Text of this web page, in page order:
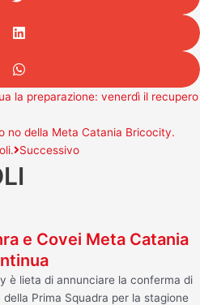
la preparazione: venerdì il recupero
no della Meta Catania Bricocity.
Successivo
e Covei Meta Catania
è lieta di annunciare la conferma di
Prima Squadra per la stagione